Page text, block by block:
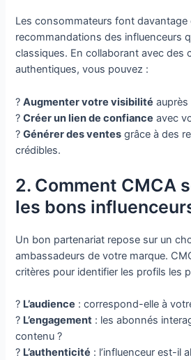
Les consommateurs font davantage
recommandations des influenceurs
classiques. En collaborant avec des
authentiques, vous pouvez :
?Augmenter votre visibilité auprès
?Créer un lien de confiance avec
?Générer des ventes grâce à des
crédibles.
2. Comment CMCA
les bons
Un bon partenariat repose sur un
ambassadeurs de votre marque.
critères pour identifier les profils les
? L’audience : correspond-elle à
? L’engagement : les abonnés
contenu ?
? L’authenticité : l’influenceur est-il